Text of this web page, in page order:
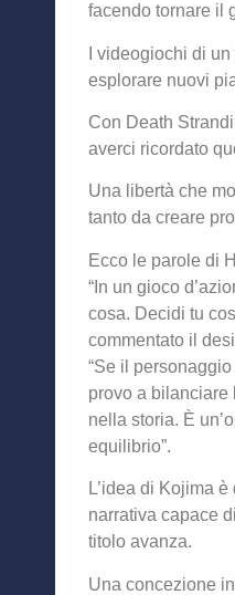
facendo tornare il
I videogiochi di
esplorare nuovi
Con Death
averci ricordato
Una libertà che
tanto da creare
Ecco le parole di
“In un gioco
cosa. Decidi tu
commentato il
“Se il
provo a bilanciare
nella storia. È
equilibrio”.
L’idea di Kojima
narrativa capace
titolo avanza.
Una concezione